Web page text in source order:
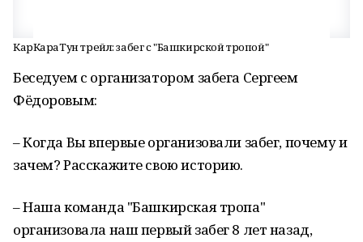
КарКараТун трейл: забег с "Башкирской тропой"
Беседуем с организатором забега Сергеем
Фёдоровым:
– Когда Вы впервые организовали забег, почему и
зачем? Расскажите свою историю.
– Наша команда "Башкирская тропа"
организовала наш первый забег 8 лет назад,